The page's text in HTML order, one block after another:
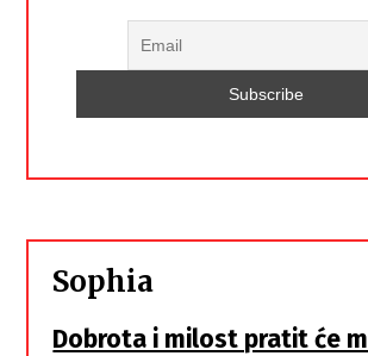
Sophia
Dobrota i milost pratit će